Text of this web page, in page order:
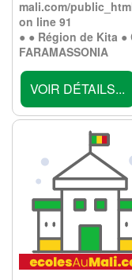
mali.com/
on line 91
● ● Région de Kita ●
FARAMASSONIA
VOIR DÉTAILS...